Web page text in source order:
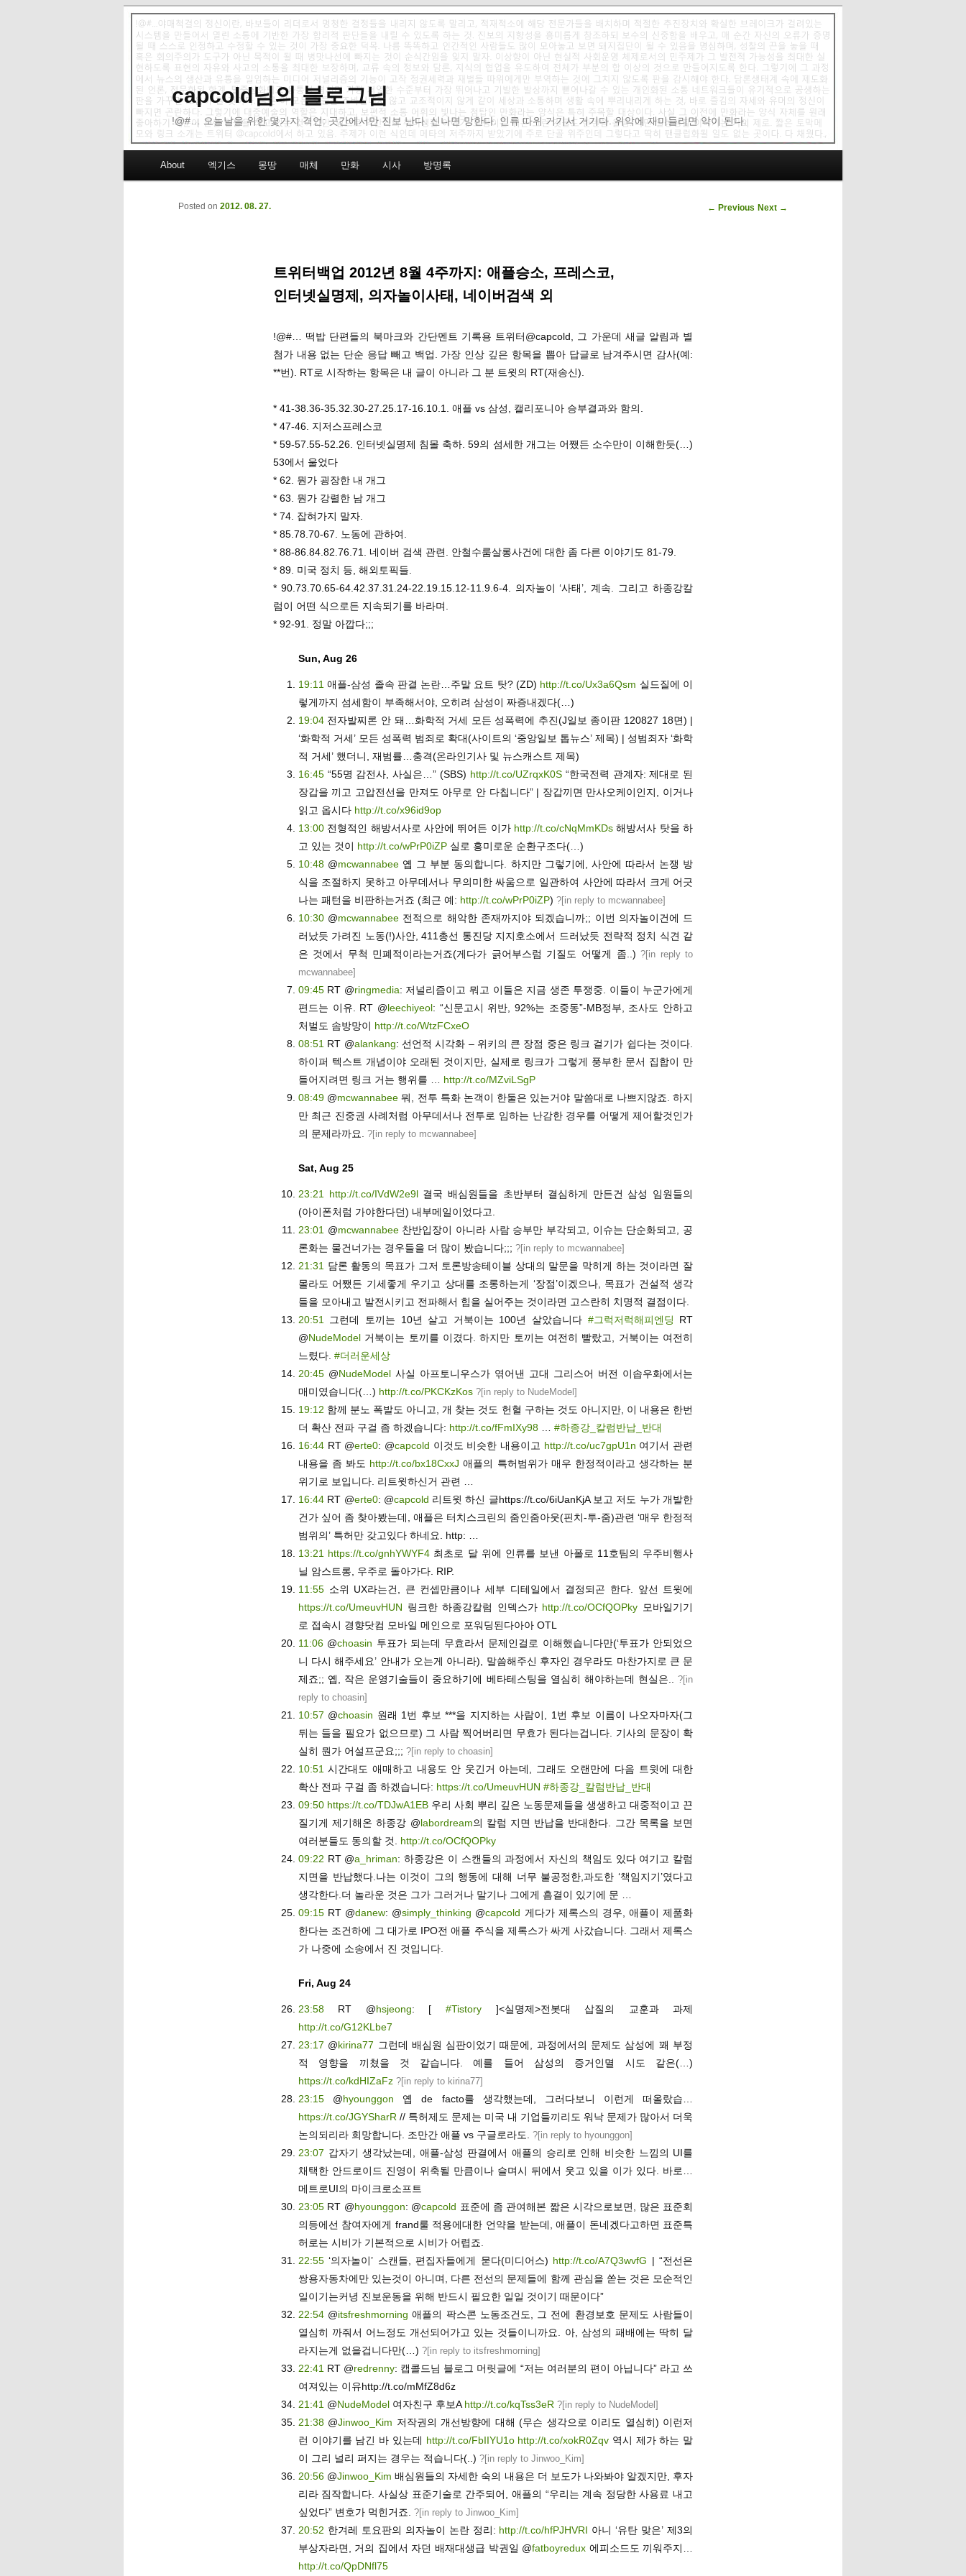
capcold님의 블로그님
!@#… 오늘날을 위한 몇가지 격언: 곳간에서만 진보 난다. 신나면 망한다. 인류 따위 거기서 거기다. 위악에 재미들리면 악이 된다.
Skip to primary content
Skip to secondary content
About 엑기스 몽땅 매체 만화 시사 방명록
Post navigation
← Previous Next →
트위터백업 2012년 8월 4주까지: 애플승소, 프레스코,
인터넷실명제, 의자놀이사태, 네이버검색 외
Posted on 2012. 08. 27.
!@#… 떡밥 단편들의 북마크와 간단멘트 기록용 트위터@capcold, 그 가운데 새글 알림과 별
첨가 내용 없는 단순 응답 빼고 백업. 가장 인상 깊은 항목을 뽑아 답글로 남겨주시면 감사(예:
**번). RT로 시작하는 항목은 내 글이 아니라 그 분 트윗의 RT(재송신).
* 41-38.36-35.32.30-27.25.17-16.10.1. 애플 vs 삼성, 캘리포니아 승부결과와 함의.
* 47-46. 지저스프레스코
* 59-57.55-52.26. 인터넷실명제 침몰 축하. 59의 섬세한 개그는 어쨌든 소수만이 이해한듯(…)
53에서 울었다
* 62. 뭔가 굉장한 내 개그
* 63. 뭔가 강렬한 남 개그
* 74. 잡혀가지 말자.
* 85.78.70-67. 노동에 관하여.
* 88-86.84.82.76.71. 네이버 검색 관련. 안철수룸살롱사건에 대한 좀 다른 이야기도 81-79.
* 89. 미국 정치 등, 해외토픽들.
* 90.73.70.65-64.42.37.31.24-22.19.15.12-11.9.6-4. 의자놀이 ‘사태’, 계속. 그리고 하종강칼
럼이 어떤 식으로든 지속되기를 바라며.
* 92-91. 정말 아깝다;;;
Sun, Aug 26
19:11 애플-삼성 졸속 판결 논란…주말 요트 탓? (ZD) http://t.co/Ux3a6Qsm 실드질에 이
렇게까지 섬세함이 부족해서야, 오히려 삼성이 짜증내겠다(…)
19:04 전자발찌론 안 돼…화학적 거세 모든 성폭력에 추진(J일보 종이판 120827 18면) |
‘화학적 거세’ 모든 성폭력 범죄로 확대(사이트의 ‘중앙일보 톱뉴스’ 제목) | 성범죄자 ‘화학
적 거세’ 했더니, 재범률…충격(온라인기사 및 뉴스캐스트 제목)
16:45 “55명 감전사, 사실은…” (SBS) http://t.co/UZrqxK0S“한국전력 관계자: 제대로 된
장갑을 끼고 고압전선을 만져도 아무로 안 다칩니다” | 장갑끼면 만사오케이인지, 이거나
읽고 옵시다 http://t.co/x96id9op
13:00 전형적인 해방서사로 사안에 뛰어든 이가 http://t.co/cNqMmKDs 해방서사 탓을 하
고 있는 것이 http://t.co/wPrP0iZP실로 흥미로운 순환구조다(…)
10:48 @mcwannabee옙 그 부분 동의합니다. 하지만 그렇기에, 사안에 따라서 논쟁 방
식을 조절하지 못하고 아무데서나 무의미한 싸움으로 일관하여 사안에 따라서 크게 어긋
나는 패턴을 비판하는거죠 (최근 예: http://t.co/wPrP0iZP) ?[in reply to mcwannabee]
10:30 @mcwannabee 전적으로 해악한 존재까지야 되겠습니까;; 이번 의자놀이건에 드
러났듯 가려진 노동(!)사안, 411총선 통진당 지지호소에서 드러났듯 전략적 정치 식견 같
은 것에서 무척 민폐적이라는거죠(게다가 긁어부스럼 기질도 어떻게 좀..) ?[in reply to
mcwannabee]
09:45 RT @ringmedia: 저널리즘이고 뭐고 이들은 지금 생존 투쟁중. 이들이 누군가에게
편드는 이유. RT @leechiyeol: “신문고시 위반, 92%는 조중동”-MB정부, 조사도 안하고
처벌도 솜방망이 http://t.co/WtzFCxeO
08:51 RT @alankang: 선언적 시각화 – 위키의 큰 장점 중은 링크 걸기가 쉽다는 것이다.
하이퍼 텍스트 개념이야 오래된 것이지만, 실제로 링크가 그렇게 풍부한 문서 집합이 만
들어지려면 링크 거는 행위를 … http://t.co/MZviLSgP
08:49 @mcwannabee 뭐, 전투 특화 논객이 한둘은 있는거야 말씀대로 나쁘지않죠. 하지
만 최근 진중권 사례처럼 아무데서나 전투로 임하는 난감한 경우를 어떻게 제어할것인가
의 문제라까요.
?[in reply to mcwannabee]
Sat, Aug 25
23:21 http://t.co/IVdW2e9l결국 배심원들을 초반부터 결심하게 만든건 삼성 임원들의
(아이폰처럼 가야한다던) 내부메일이었다고.
23:01 @mcwannabee찬반입장이 아니라 사람 승부만 부각되고, 이슈는 단순화되고, 공
론화는 물건너가는 경우들을 더 많이 봤습니다;;; ?[in reply to mcwannabee]
21:31 담론 활동의 목표가 그저 토론방송테이블 상대의 말문을 막히게 하는 것이라면 잘
몰라도 어쨌든 기세좋게 우기고 상대를 조롱하는게 ‘장점’이겠으나, 목표가 건설적 생각
들을 모아내고 발전시키고 전파해서 힘을 실어주는 것이라면 고스란히 치명적 결점이다.
20:51
그런데 토끼는 10년 살고 거북이는 100년 살았습니다 #그럭저럭해피엔딩 RT
@NudeModel거북이는 토끼를 이겼다. 하지만 토끼는 여전히 빨랐고, 거북이는 여전히
느렸다. #더러운세상
20:45 @NudeModel사실 아프토니우스가 엮어낸 고대 그리스어 버전 이솝우화에서는
매미였습니다(…) http://t.co/PKCKzKos?[in reply to NudeModel ]
19:12 함께 분노 폭발도 아니고, 개 찾는 것도 헌혈 구하는 것도 아니지만, 이 내용은 한번
더 확산 전파 구걸 좀 하겠습니다: http://t.co/fFmIXy98… #하종강_칼럼반납_반대
16:44 RT @erte0: @capcold 이것도 비슷한 내용이고 http://t.co/uc7gpU1n 여기서 관련
내용을 좀 봐도 http://t.co/bx18CxxJ 애플의 특허범위가 매우 한정적이라고 생각하는 분
위기로 보입니다. 리트윗하신거 관련 …
16:44 RT @erte0: @capcold 리트윗 하신 글https://t.co/6iUanKjA 보고 저도 누가 개발한
건가 싶어 좀 찾아봤는데, 애플은 터치스크린의 줌인줌아웃(핀치-투-줌)관련 ‘매우 한정적
범위의’ 특허만 갖고있다 하네요. http: …
13:21 https://t.co/gnhYWYF4 최초로 달 위에 인류를 보낸 아폴로 11호팀의 우주비행사
닐 암스트롱, 우주로 돌아가다. RIP.
11:55 소위 UX라는건, 큰 컨셉만큼이나 세부 디테일에서 결정되곤 한다. 앞선 트윗에
https://t.co/UmeuvHUN 링크한 하종강칼럼 인덱스가 http://t.co/OCfQOPky 모바일기기
로 접속시 경향닷컴 모바일 메인으로 포워딩된다아아 OTL
11:06 @choasin 투표가 되는데 무효라서 문제인걸로 이해했습니다만(‘투표가 안되었으
니 다시 해주세요’ 안내가 오는게 아니라), 말씀해주신 후자인 경우라도 마찬가지로 큰 문
제죠;; 옙, 작은 운영기술들이 중요하기에 베타테스팅을 열심히 해야하는데 현실은..
?[in
reply to choasin]
10:57 @choasin 원래 1번 후보 ***을 지지하는 사람이, 1번 후보 이름이 나오자마자(그
뒤는 들을 필요가 없으므로) 그 사람 찍어버리면 무효가 된다는겁니다. 기사의 문장이 확
실히 뭔가 어설프군요;;; ?[in reply to choasin]
10:51 시간대도 애매하고 내용도 안 웃긴거 아는데, 그래도 오랜만에 다음 트윗에 대한
확산 전파 구걸 좀 하겠습니다: https://t.co/UmeuvHUN #하종강_칼럼반납_반대
09:50 https://t.co/TDJwA1EB우리 사회 뿌리 깊은 노동문제들을 생생하고 대중적이고 끈
질기게 제기해온 하종강 @labordream의 칼럼 지면 반납을 반대한다. 그간 목록을 보면
여러분들도 동의할 것. http://t.co/OCfQOPky
09:22 RT @a_hriman: 하종강은 이 스캔들의 과정에서 자신의 책임도 있다 여기고 칼럼
지면을 반납했다.나는 이것이 그의 행동에 대해 너무 불공정한,과도한 ‘책임지기’였다고
생각한다.더 놀라운 것은 그가 그러거나 말기나 그에게 흠결이 있기에 문 …
09:15 RT @danew: @simply_thinking @capcold 게다가 제록스의 경우, 애플이 제품화
한다는 조건하에 그 대가로 IPO전 애플 주식을 제록스가 싸게 사갔습니다. 그래서 제록스
가 나중에 소송에서 진 것입니다.
Fri, Aug 24
23:58 RT @hsjeong: [#Tistory ]<실명제>전봇대 삽질의 교훈과 과제
http://t.co/G12KLbe7
23:17 @kirina77 그런데 배심원 심판이었기 때문에, 과정에서의 문제도 삼성에 꽤 부정
적 영향을 끼쳤을 것 같습니다. 예를 들어 삼성의 증거인멸 시도 같은(…)
https://t.co/kdHIZaFz?[in reply to kirina77]
23:15 @hyounggon 옙 de facto를 생각했는데, 그러다보니 이런게 떠올랐습…
https://t.co/JGYSharR // 특허제도 문제는 미국 내 기업들끼리도 워낙 문제가 많아서 더욱
논의되리라 희망합니다. 조만간 애플 vs 구글로라도.
?[in reply to hyounggon]
23:07 갑자기 생각났는데, 애플-삼성 판결에서 애플의 승리로 인해 비슷한 느낌의 UI를
채택한 안드로이드 진영이 위축될 만큼이나 슬며시 뒤에서 웃고 있을 이가 있다. 바로…
메트로UI의 마이크로소프트
23:05 RT @hyounggon: @capcold 표준에 좀 관여해본 짧은 시각으로보면, 많은 표준회
의등에선 참여자에게 frand룰 적용에대한 언약을 받는데, 애플이 돈네겠다고하면 표준특
허로는 시비가 기본적으로 시비가 어렵죠.
22:55 ‘의자놀이’ 스캔들, 편집자들에게 묻다(미디어스) http://t.co/A7Q3wvfG | “전선은
쌍용자동차에만 있는것이 아니며, 다른 전선의 문제들에 함께 관심을 쏟는 것은 모순적인
일이기는커녕 진보운동을 위해 반드시 필요한 일일 것이기 때문이다”
22:54 @itsfreshmorning 애플의 팍스콘 노동조건도, 그 전에 환경보호 문제도 사람들이
열심히 까줘서 어느정도 개선되어가고 있는 것들이니까요. 아, 삼성의 패배에는 딱히 달
라지는게 없을겁니다만(…) ?[in reply to itsfreshmorning]
22:41 RT @redrenny: 캡콜드님 블로그 머릿글에 “저는 여러분의 편이 아닙니다” 라고 쓰
여져있는 이유http://t.co/mMfZ8d6z
21:41 @NudeModel여자친구 후보A http://t.co/kqTss3eR?[in reply to NudeModel ]
21:38 @Jinwoo_Kim 저작권의 개선방향에 대해 (무슨 생각으로 이리도 열심히) 이런저
런 이야기를 남긴 바 있는데 http://t.co/FbIIYU1o http://t.co/xokR0Zqv 역시 제가 하는 말
이 그리 널리 퍼지는 경우는 적습니다(..) ?[in reply to Jinwoo_Kim]
20:56 @Jinwoo_Kim 배심원들의 자세한 숙의 내용은 더 보도가 나와봐야 알겠지만, 후자
리라 짐작합니다. 사실상 표준기술로 간주되어, 애플의 “우리는 계속 정당한 사용료 내고
싶었다” 변호가 먹힌거죠. ?[in reply to Jinwoo_Kim]
20:52 한겨레 토요판의 의자놀이 논란 정리: http://t.co/hfPJHVRI 아니 ‘유탄 맞은’ 제3의
부상자라면, 거의 집에서 자던 배재대생급 박권일 @fatboyredux 에피소드도 끼워주지…
http://t.co/QpDNfl75